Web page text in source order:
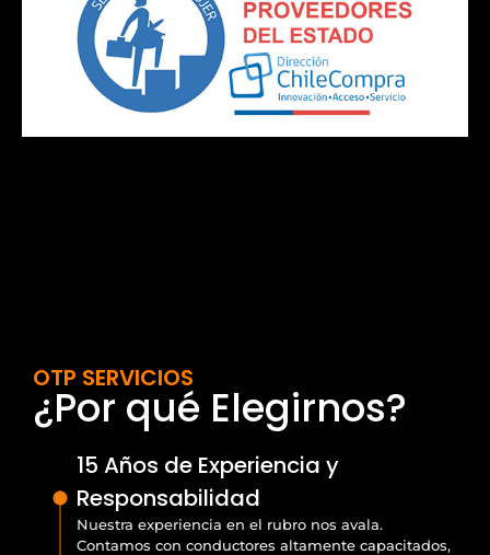
OTP SERVICIOS
¿Por qué Elegirnos?
15 Años de Experiencia y
Responsabilidad
Nuestra experiencia en el rubro nos avala.
Contamos con conductores altamente capacitados,